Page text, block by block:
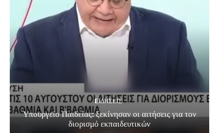
EΙΔΗΣΕΙΣ
Υπουργείο Παιδείας: ξεκίνησαν οι αιτήσεις για τον
διορισμό εκπαιδευτικών